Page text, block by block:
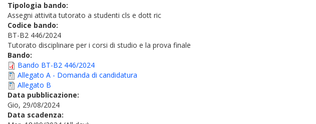
Tipologia bando:
Assegni attivita tutorato a studenti cls e dott ric
Codice bando:
BT-B2 446/2024
Tutorato disciplinare per i corsi di studio e la prova finale
Bando:
Bando BT-B2 446/2024
Allegato A - Domanda di candidatura
Allegato B
Data pubblicazione:
Gio, 29/08/2024
Data scadenza: